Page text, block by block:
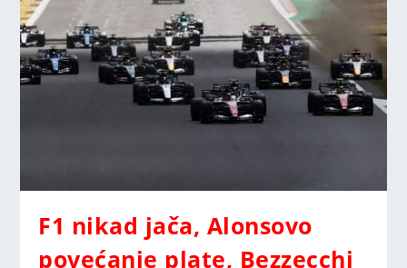
F1 nikad jača, Alonsovo
povećanje plate, Bezzecchi